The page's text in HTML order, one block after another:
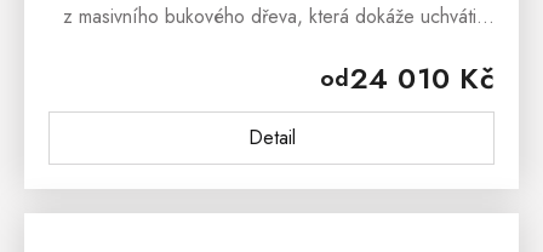
od24 010 Kč
Detail
z masivního bukového dřeva, která dokáže uchvátit
vzhledem.Buková šuplíková komoda BORA N38 je...